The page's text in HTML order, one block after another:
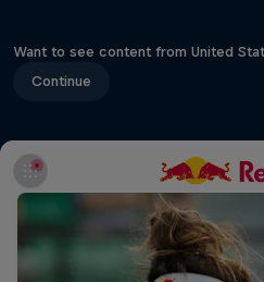
Want to see content from United
Continue